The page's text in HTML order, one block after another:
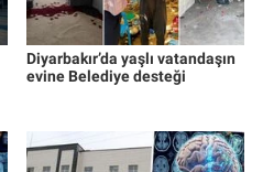
Diyarbakır’da yaşlı vatandaşın
evine Belediye desteği